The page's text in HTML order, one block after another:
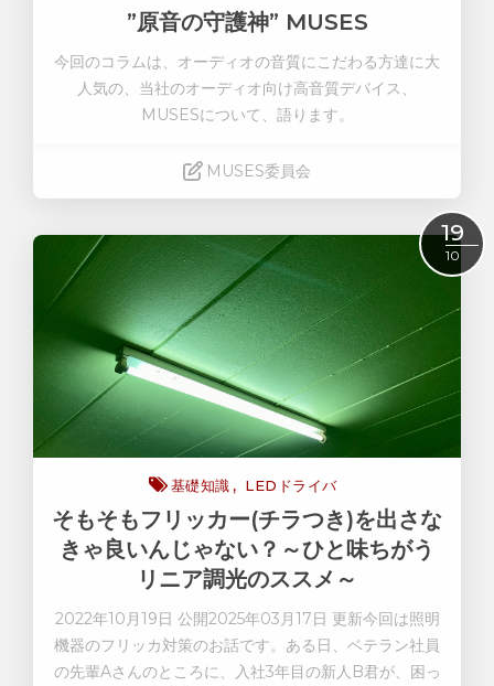
”原音の守護神” MUSES
今回のコラムは、オーディオの音質にこだわる方達に大
人気の、当社のオーディオ向け高音質デバイス、
MUSESについて、語ります。
MUSES委員会
19
10
基礎知識 LEDドライバ
そもそもフリッカー(チラつき)を出さな
きゃ良いんじゃない？～ひと味ちがう
リニア調光のススメ～
2022年10月19日 公開2025年03月17日 更新今回は照明
機器のフリッカ対策のお話です。 ある日、ベテラン社員
の先輩Aさんのところに、入社3年目の新人B君が、困っ